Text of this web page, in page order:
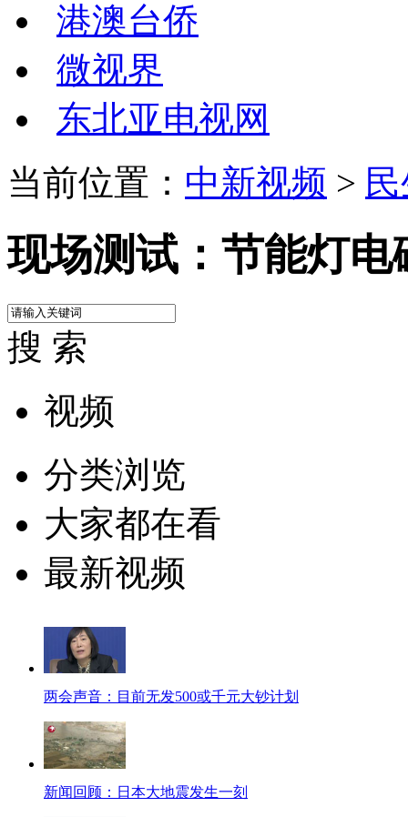
港澳台侨
微视界
东北亚电视网
当前位置： 中新视频 >
现场测试：节能灯电
搜 索
视频
分类浏览
大家都在看
最新视频
两会声音：目前无发500或千元大钞计划
新闻回顾：日本大地震发生一刻